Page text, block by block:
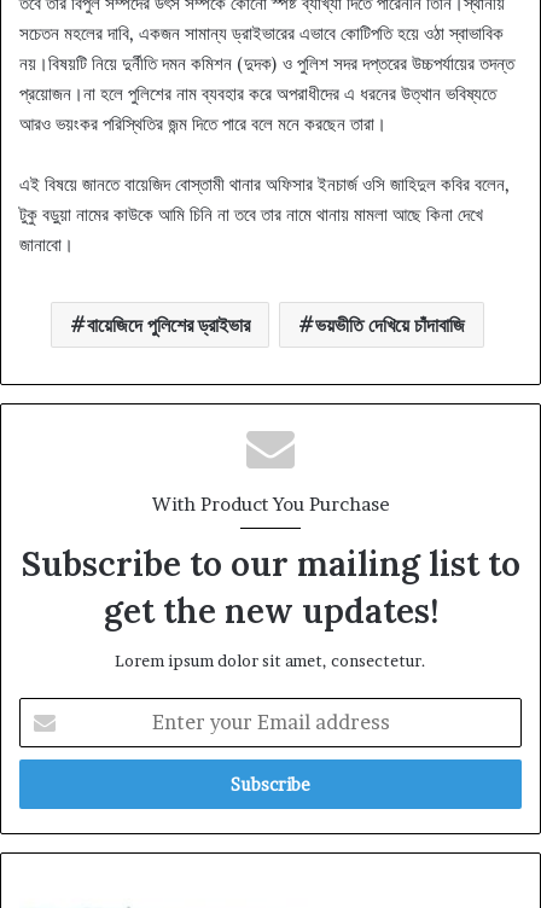
সচেতন মহলের দাবি, একজন সামান্য ড্রাইভারের এভাবে কোটিপতি হয়ে ওঠা স্বাভাবিক
নয়।বিষয়টি নিয়ে দুর্নীতি দমন কমিশন (দুদক) ও পুলিশ সদর দপ্তরের উচ্চপর্যায়ের তদন্ত
প্রয়োজন।না হলে পুলিশের নাম ব্যবহার করে অপরাধীদের এ ধরনের উত্থান ভবিষ্যতে
আরও ভয়ংকর পরিস্থিতির জন্ম দিতে পারে বলে মনে করছেন তারা।
এই বিষয়ে জানতে বায়েজিদ বোস্তামী থানার অফিসার ইনচার্জ ওসি জাহিদুল কবির বলেন,
টুকু বড়ুয়া নামের কাউকে আমি চিনি না তবে তার নামে থানায় মামলা আছে কিনা দেখে
জানাবো।
বায়েজিদে পুলিশের ড্রাইভার ভয়ভীতি দেখিয়ে চাঁদাবাজি
With Product You Purchase
Subscribe to our mailing list to
get the new updates!
Lorem ipsum dolor sit amet, consectetur.
your
Email